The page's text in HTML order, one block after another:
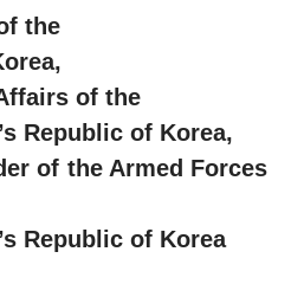
the
of the
Republic of Korea,
of the Armed Forces
Republic of Korea